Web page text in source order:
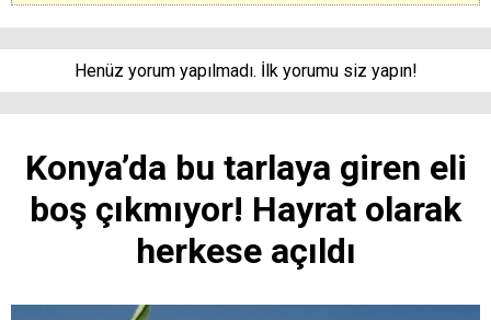
Henüz yorum yapılmadı. İlk yorumu siz yapın!
Konya’da bu tarlaya giren eli
boş çıkmıyor! Hayrat olarak
herkese açıldı